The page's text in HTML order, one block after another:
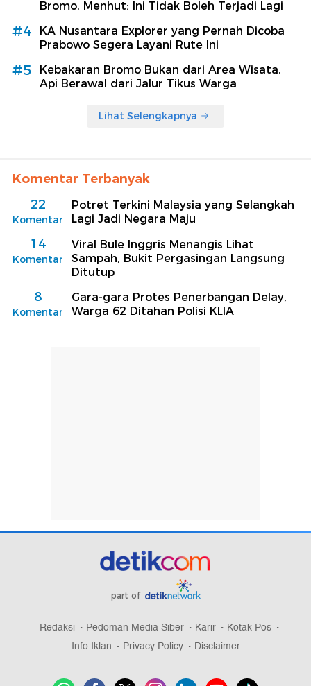
Bromo, Menhut: Ini Tidak Boleh Terjadi Lagi
#4
KA Nusantara Explorer yang Pernah Dicoba
Prabowo Segera Layani Rute Ini
#5
Kebakaran Bromo Bukan dari Area Wisata,
Api Berawal dari Jalur Tikus Warga
Lihat Selengkapnya
Komentar Terbanyak
22
Komentar
Potret Terkini Malaysia yang Selangkah
Lagi Jadi Negara Maju
14
Komentar
Viral Bule Inggris Menangis Lihat
Sampah, Bukit Pergasingan Langsung
Ditutup
8
Komentar
Gara-gara Protes Penerbangan Delay,
Warga 62 Ditahan Polisi KLIA
part of
Redaksi Pedoman Media Siber Karir
Kotak Pos
Info Iklan
Privacy Policy Disclaimer